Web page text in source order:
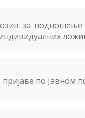
за
пријаве по Јавном